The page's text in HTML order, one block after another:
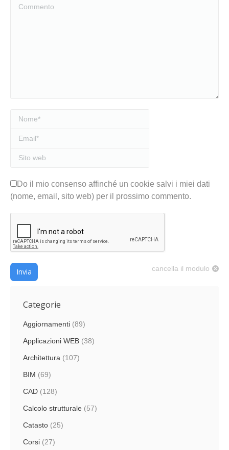
Nome *
Email *
Sito web
Do il mio consenso affinché un cookie salvi i miei dati
(nome, email, sito web) per il prossimo commento.
cancella il modulo
Invia
Categorie
Aggiornamenti (89)
Applicazioni WEB (38)
Architettura (107)
BIM (69)
CAD (128)
Calcolo strutturale (57)
Catasto (25)
Corsi (27)